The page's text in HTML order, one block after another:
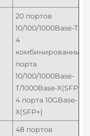
20 портов
10/100/1000Base-T,
4
комбинированных
порта
10/100/1000Base-
T/1000Base-X(SFP),
4 порта 10GBase-
X(SFP+)
48 портов